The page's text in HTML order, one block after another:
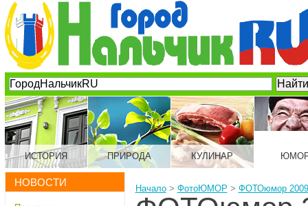
ИСТОРИЯ ПРИРОДА КУЛИНАР
НОВОСТИ
Начало> ФотоЮМОР > ФОТОюмор 2009